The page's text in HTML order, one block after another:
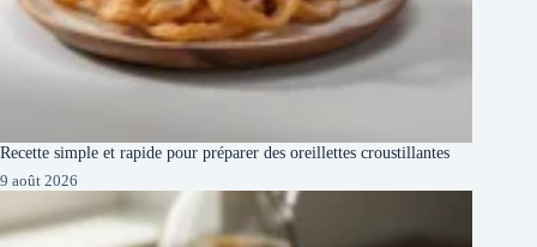
Recette simple et rapide pour préparer des oreillettes croustillantes
9 août 2026